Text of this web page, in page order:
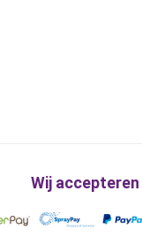
Wij accepteren